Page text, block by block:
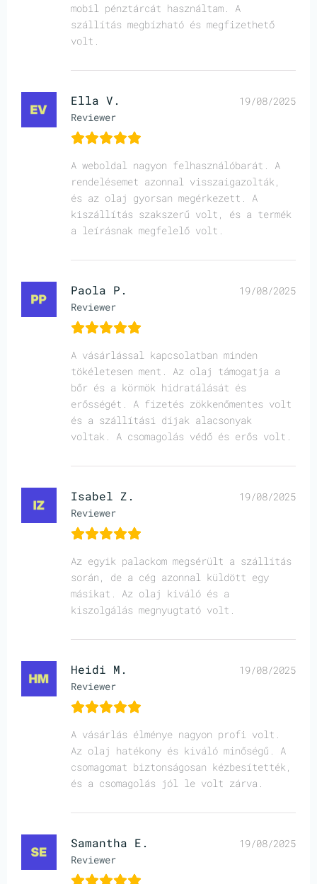
mobil pénztárcát használtam. A
szállítás megbízható és megfizethető
volt.
Ella V.
Reviewer
19/08/2025
A weboldal nagyon felhasználóbarát. A
rendelésemet azonnal visszaigazolták,
és az olaj gyorsan megérkezett. A
kiszállítás szakszerű volt, és a termék
a leírásnak megfelelő volt.
Paola P.
Reviewer
19/08/2025
A vásárlással kapcsolatban minden
tökéletesen ment. Az olaj támogatja a
bőr és a körmök hidratálását és
erősségét. A fizetés zökkenőmentes volt
és a szállítási díjak alacsonyak
voltak. A csomagolás védő és erős volt.
Isabel Z.
Reviewer
19/08/2025
Az egyik palackom megsérült a szállítás
során, de a cég azonnal küldött egy
másikat. Az olaj kiváló és a
kiszolgálás megnyugtató volt.
Heidi M.
Reviewer
19/08/2025
A vásárlás élménye nagyon profi volt.
Az olaj hatékony és kiváló minőségű. A
csomagomat biztonságosan kézbesítették,
és a csomagolás jól le volt zárva.
Samantha E.
Reviewer
19/08/2025